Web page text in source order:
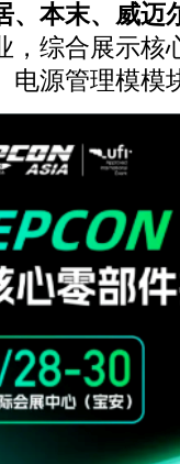
、本末、威迈
，综合展示核
电源管理模模